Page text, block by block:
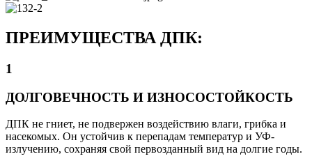
ПРЕИМУЩЕСТВА ДПК:
1
ДОЛГОВЕЧНОСТЬ И ИЗНОСОСТОЙКОСТЬ
ДПК не гниет, не подвержен воздействию влаги, грибка и
насекомых. Он устойчив к перепадам температур и УФ-
излучению, сохраняя свой первозданный вид на долгие годы.